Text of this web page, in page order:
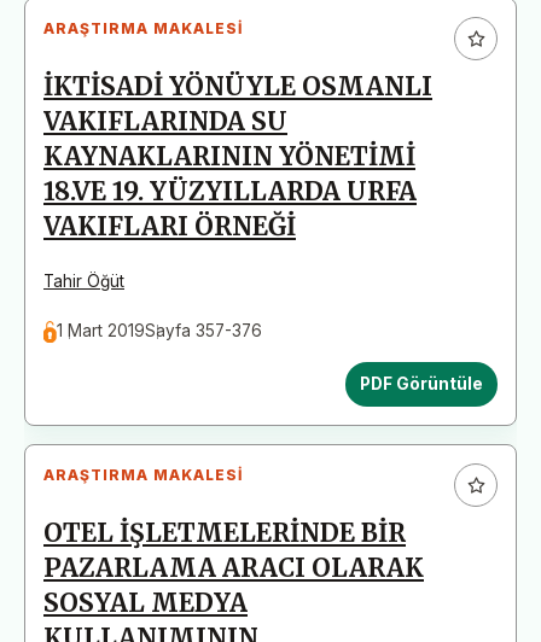
ARAŞTIRMA MAKALESI
İKTİSADİ YÖNÜYLE OSMANLI
VAKIFLARINDA SU
KAYNAKLARININ YÖNETİMİ
18.VE 19. YÜZYILLARDA URFA
VAKIFLARI ÖRNEĞİ
Tahir Öğüt
1 Mart 2019Sayfa 357-376
PDF Görüntüle
ARAŞTIRMA MAKALESI
OTEL İŞLETMELERİNDE BİR
PAZARLAMA ARACI OLARAK
SOSYAL MEDYA